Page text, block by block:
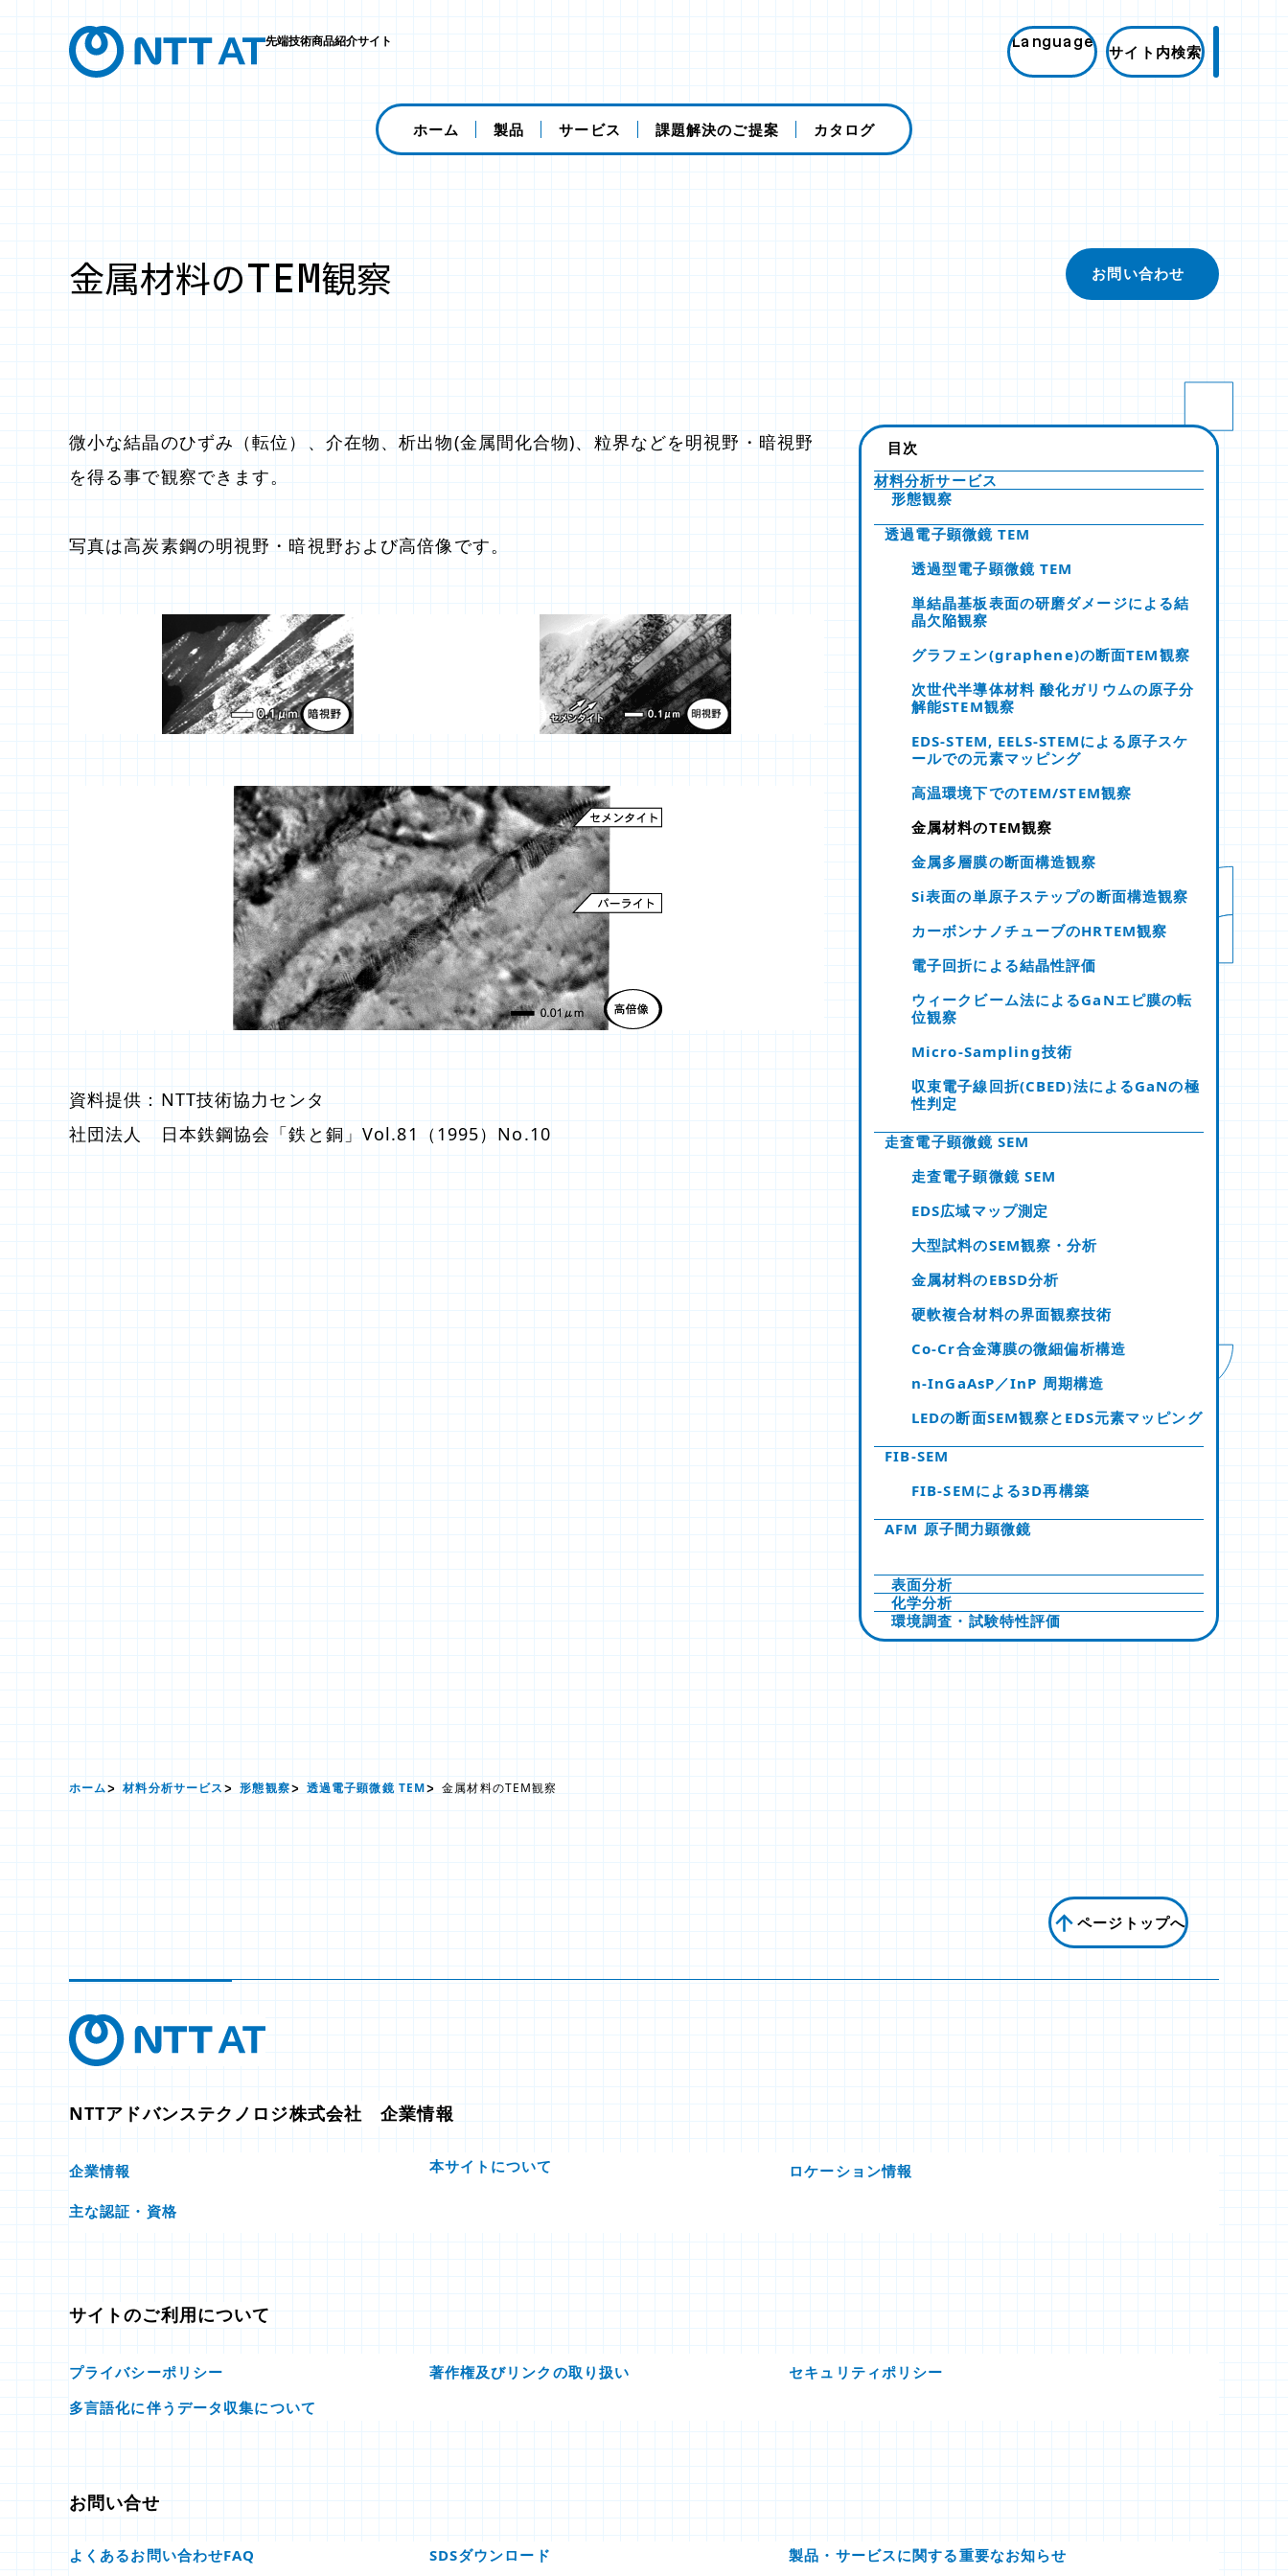
先端技術商品紹介サイト Language
サイト内検索
ホーム 製品 サービス 課題解決のご提案 カタログ
金属材料のTEM観察 お問い合わせ
微小な結晶のひずみ（転位）、介在物、析出物(金属間化合物)、粒界などを明視野・暗視野
を得る事で観察できます。
写真は高炭素鋼の明視野・暗視野および高倍像です。
資料提供：NTT技術協力センタ
社団法人 日本鉄鋼協会「鉄と銅」Vol.81（1995）No.10
目次
材料分析サービス
形態観察
透過電子顕微鏡 TEM
透過型電子顕微鏡 TEM
単結晶基板表面の研磨ダメージによる結
晶欠陥観察
グラフェン(graphene)の断面TEM観察
次世代半導体材料 酸化ガリウムの原子分
解能STEM観察
EDS-STEM, EELS-STEMによる原子スケ
ールでの元素マッピング
高温環境下でのTEM/STEM観察
金属材料のTEM観察
金属多層膜の断面構造観察
Si表面の単原子ステップの断面構造観察
カーボンナノチューブのHRTEM観察
電子回折による結晶性評価
ウィークビーム法によるGaNエピ膜の転
位観察
Micro-Sampling技術
収束電子線回折(CBED)法によるGaNの極
性判定
走査電子顕微鏡 SEM
走査電子顕微鏡 SEM
EDS広域マップ測定
大型試料のSEM観察・分析
金属材料のEBSD分析
硬軟複合材料の界面観察技術
Co-Cr合金薄膜の微細偏析構造
n-InGaAsP／InP 周期構造
LEDの断面SEM観察とEDS元素マッピング
FIB-SEM
FIB-SEMによる3D再構築
AFM 原子間力顕微鏡
表面分析
化学分析
環境調査・試験特性評価
ホーム 材料分析サービス 形態観察 透過電子顕微鏡 TEM 金属材料のTEM観察
ページトップへ
NTTアドバンステクノロジ株式会社 企業情報
企業情報 本サイトについて ロケーション情報
主な認証・資格
サイトのご利用について
プライバシーポリシー 著作権及びリンクの取り扱い
セキュリティポリシー
多言語化に伴うデータ収集について
お問い合せ
よくあるお問い合わせFAQ SDSダウンロード 製品・サービスに関する重要なお知らせ